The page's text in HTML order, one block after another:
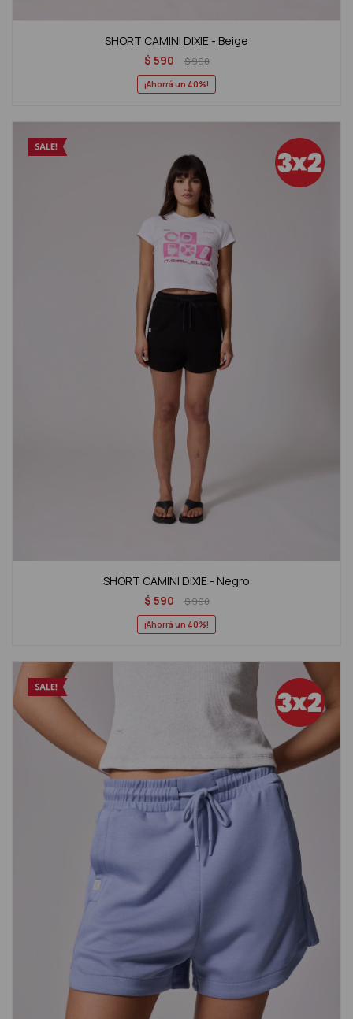
SHORT CAMINI DIXIE - Beige
$ 590 $990
40
SHORT CAMINI DIXIE - Negro
$ 590 $990
40